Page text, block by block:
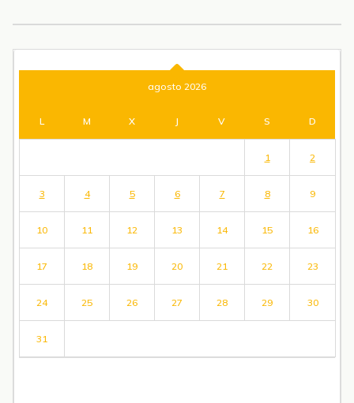
agosto 2026
L M X J V S D
1 2
3 4 5 6 7 8 9
10 11 12 13 14 15 16
17 18 19 20 21 22 23
24 25 26 27 28 29 30
31